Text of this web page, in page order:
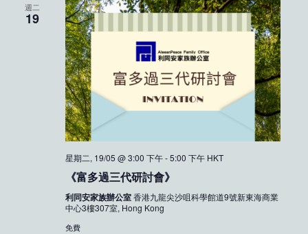
週二
19
星期二, 19/05 @ 3:00 下午-5:00 下午 HKT
《富多過三代研討會》
利同安家族辦公室香港九龍尖沙咀科學館道9號新東海商業
中心3樓307室, Hong Kong
免費